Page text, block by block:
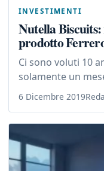
INVESTIMENTI
Nutella
prodotto
Ci sono voluti 10
solamente un
6 Dicembre 2019